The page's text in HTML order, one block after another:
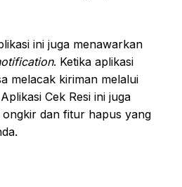
ini juga menawarkan
. Ketika aplikasi
melacak kiriman melalui
Cek Resi ini juga
dan fitur hapus yang